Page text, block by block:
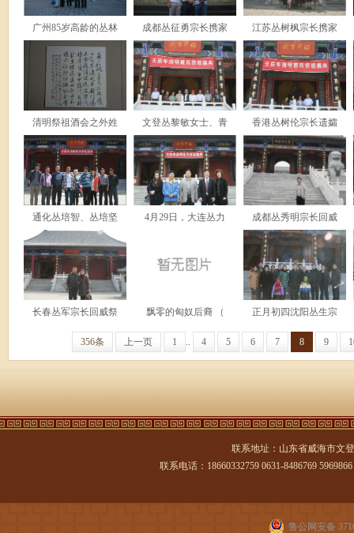
广州85岁高龄的丛林 成都丛征勇宗长携家 江苏丛树枫宗长携家
清明祭祖酒会之外姓 文登丛黎敏女士、青 香港丛树伦宗长遗孀
通化丛培智、丛培坚 4月29日，大连丛力 成都丛秀明宗长回威
长春丛军宗长回威祭 飘零的匈奴后裔 （ 正月初四沈阳丛生宗
356条 上一页 1 .. 4 5 6 7 8 9
联系地址：山东省威海市文
联系电话：18660332759 0631-8486769
鲁公网安备